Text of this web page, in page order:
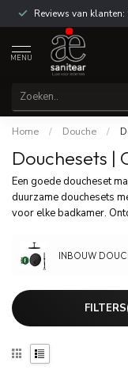
Reviews van klanten:
MENU
Home / Douche /
Douchesets |
Een goede doucheset
duurzame douchesets
voor elke badkamer.
INBOUW